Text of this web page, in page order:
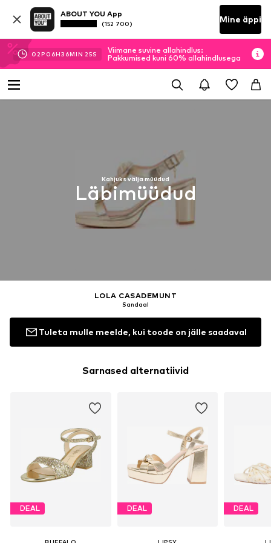
ABOUT YOU App
(152 700) Mine äppi
02P 06H36MIN 25S
Viimane suvine allahindlus:
Pakkumised kuni 60% allahindlusega
Kahjuks välja müüdud
Läbimüüdud
LOLA CASADEMUNT
Sandaal
Tuleta mulle meelde, kui toode on jälle saadaval
Sarnased alternatiivid
DEAL DEAL DEAL